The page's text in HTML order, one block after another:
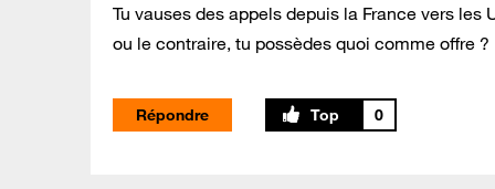
Tu vauses des appels depuis la France vers les
ou le contraire, tu possèdes quoi comme offre ?
Répondre 0